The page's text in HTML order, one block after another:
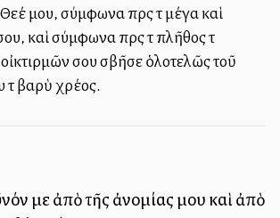
μου, σύμφωνα πρὸς τὸ μέγα καὶ
καὶ σύμφωνα πρὸς τὸ πλῆθος τὸ
σου σβῆσε ὁλοτελῶς τοῦ
βαρὺ χρέος.
με ἀπὸ τῆς ἀνομίας μου καὶ ἀπὸ